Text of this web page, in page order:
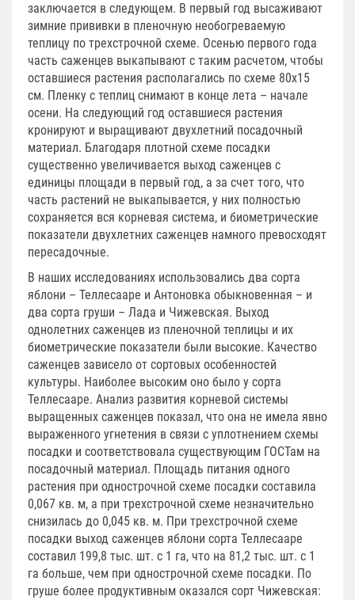
заключается в следующем. В первый год высаживают
зимние прививки в пленочную необогреваемую
теплицу по трехстрочной схеме. Осенью первого года
часть саженцев выкапывают с таким расчетом, чтобы
оставшиеся растения располагались по схеме 80х15
см. Пленку с теплиц снимают в конце лета – начале
осени. На следующий год оставшиеся растения
кронируют и выращивают двухлетний посадочный
материал. Благодаря плотной схеме посадки
существенно увеличивается выход саженцев с
единицы площади в первый год, а за счет того, что
часть растений не выкапывается, у них полностью
сохраняется вся корневая система, и биометрические
показатели двухлетних саженцев намного превосходят
пересадочные.
В наших исследованиях использовались два сорта
яблони – Теллесааре и Антоновка обыкновенная – и
два сорта груши – Лада и Чижевская. Выход
однолетних саженцев из пленочной теплицы и их
биометрические показатели были высокие. Качество
саженцев зависело от сортовых особенностей
культуры. Наиболее высоким оно было у сорта
Теллесааре. Анализ развития корневой системы
выращенных саженцев показал, что она не имела явно
выраженного угнетения в связи с уплотнением схемы
посадки и соответствовала существующим ГОСТам на
посадочный материал. Площадь питания одного
растения при однострочной схеме посадки составила
0,067 кв. м, а при трехстрочной схеме незначительно
снизилась до 0,045 кв. м. При трехстрочной схеме
посадки выход саженцев яблони сорта Теллесааре
составил 199,8 тыс. шт. с 1 га, что на 81,2 тыс. шт. с 1
га больше, чем при однострочной схеме посадки. По
груше более продуктивным оказался сорт Чижевская: